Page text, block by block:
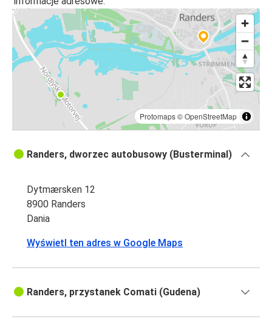
Protomaps©OpenStreetMap
Randers, dworzec autobusowy (Busterminal)
Dytmærsken 12
8900 Randers
Dania
Wyświetl ten adres w Google Maps
Randers, przystanek Comati (Gudena)